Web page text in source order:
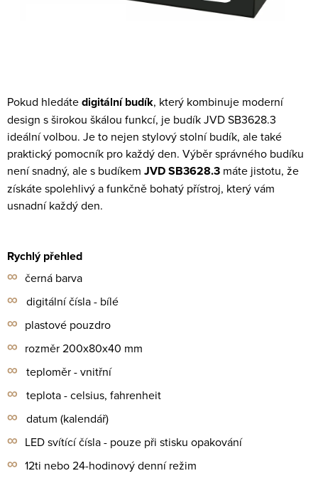
Pokud hledátedigitální budík, který kombinuje moderní
design s širokou škálou funkcí, je budík JVD SB3628.3
ideální volbou. Je to nejen stylový stolní budík, ale také
praktický pomocník pro každý den. Výběr správného budíku
není snadný, ale s budíkem JVD SB3628.3 máte jistotu, že
získáte spolehlivý a funkčně bohatý přístroj, který vám
usnadní každý den.
Rychlý přehled
∞ černá barva
∞ digitální čísla - bílé
∞ plastové pouzdro
∞ rozměr 200x80x40 mm
∞ teploměr - vnitřní
∞ teplota - celsius, fahrenheit
∞ datum (kalendář)
∞ LED svítící čísla - pouze při stisku opakování
∞ 12ti nebo 24-hodinový denní režim